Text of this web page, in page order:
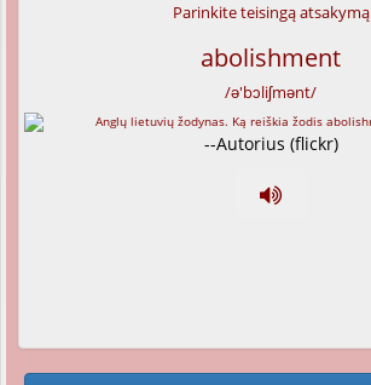
Parinkite teisingą atsakymą
abolishment
/ə'bɔliʃmənt/
--Autorius (flickr)